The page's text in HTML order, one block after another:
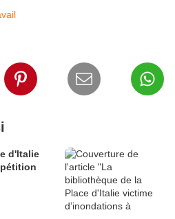
d'Italie